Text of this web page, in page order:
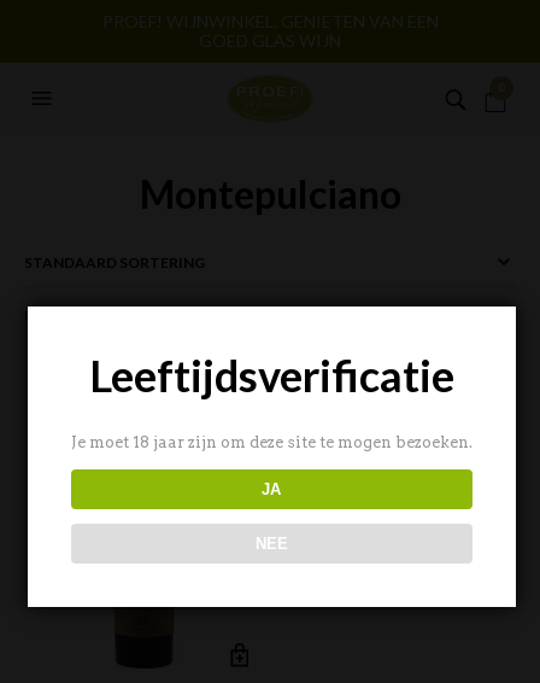
PROEF! WIJNWINKEL. GENIETEN VAN EEN
GOED GLAS WIJN
Montepulciano
Leeftijdsverificatie
Je moet 18 jaar zijn om deze site te mogen bezoeken.
JA
NEE